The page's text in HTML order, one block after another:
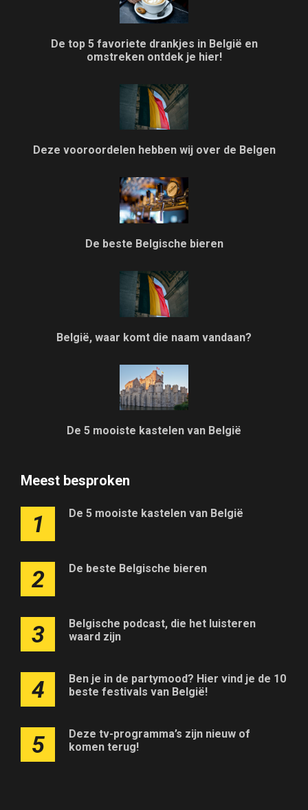
De top 5 favoriete drankjes in België en
omstreken ontdek je hier!
Deze vooroordelen hebben wij over de Belgen
De beste Belgische bieren
België, waar komt die naam vandaan?
De 5 mooiste kastelen van België
Meest besproken
1 De 5 mooiste kastelen van België
2 De beste Belgische bieren
3
Belgische podcast, die het luisteren
waard zijn
4
Ben je in de partymood? Hier vind je de 10
beste festivals van België!
5
Deze tv-programma’s zijn nieuw of
komen terug!